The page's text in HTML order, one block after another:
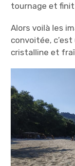
tournage et finit
Alors voilà les
convoitée, c’est
cristalline et